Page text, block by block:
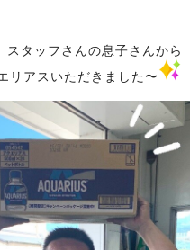
スタッフさんの息子さんから
リアスいただきました〜